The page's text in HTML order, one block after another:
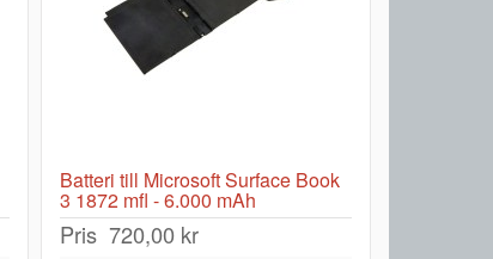
Batteri till Microsoft Surface Book
3 1872 mfl - 6.000 mAh
Pris 720,00 kr